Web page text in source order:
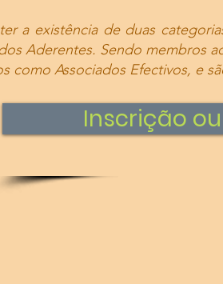
a existência de duas
Aderentes. Sendo membros
como Associados Efectivos, e
Inscrição